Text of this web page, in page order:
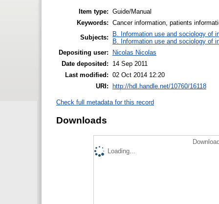
Item type: Guide/Manual
Keywords: Cancer information, patients
Subjects:
B. Information use and sociology of
B. Information use and sociology of
Depositing user:
Nicolas Nicolas
Date deposited:
14 Sep 2011
Last modified: 02 Oct 2014 12:20
URI:
http://hdl.handle.net/10760/16118
Check full metadata for this record
Downloads
Loading...